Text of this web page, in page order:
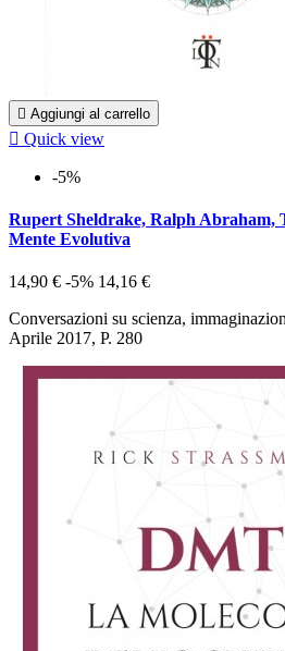
 Aggiungi al carrello
 Quick view
-5%
Rupert Sheldrake, Ralph Abraham,
Mente Evolutiva
14,90 € -5% 14,16 €
Conversazioni su scienza,
Aprile 2017, P. 280